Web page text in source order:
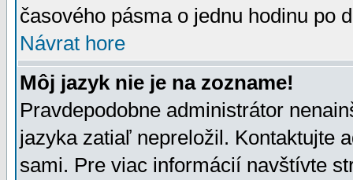
časového pásma o jednu hodinu po
Návrat hore
Môj jazyk nie je na zozname!
Pravdepodobne administrátor
jazyka zatiaľ nepreložil. Kontaktujte
sami. Pre viac informácií navštívte